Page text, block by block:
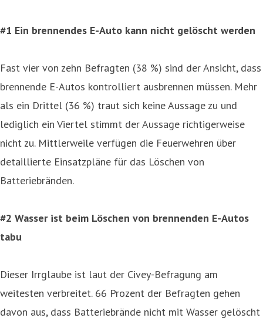
#1 Ein brennendes E-Auto kann nicht gelöscht werden
Fast vier von zehn Befragten (38 %) sind der Ansicht, dass
brennende E-Autos kontrolliert ausbrennen müssen. Mehr
als ein Drittel (36 %) traut sich keine Aussage zu und
lediglich ein Viertel stimmt der Aussage richtigerweise
nicht zu. Mittlerweile verfügen die Feuerwehren über
detaillierte Einsatzpläne für das Löschen von
Batteriebränden.
#2 Wasser ist beim Löschen von brennenden E-Autos
tabu
Dieser Irrglaube ist laut der Civey-Befragung am
weitesten verbreitet. 66 Prozent der Befragten gehen
davon aus, dass Batteriebrände nicht mit Wasser gelöscht